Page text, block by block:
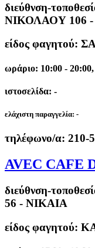
διεύθνση-
ΝΙΚΟΛΑΟΥ 106 -
είδος φαγητού:
ωράριο: 10:00 -
ιστοσελίδα: -
ελάχιστη παραγγελία: -
τηλέφωνο/α: 210-
AVEC CAFE
διεύθνση-
56 - ΝΙΚΑΙΑ
είδος